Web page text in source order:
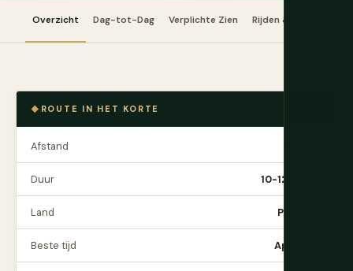
Overzicht Dag-tot-Dag Verplichte Zien Rijden & Tollen
ROUTE IN HET KORTE
Afstand
Duur 10-12 dagen
Land Portugal
Beste tijd Apr - Okt